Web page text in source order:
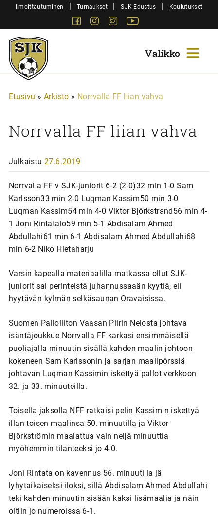
SiirryIlmoittautuminen | Turnaukset | SJK-Edustus | Koulutukset
FacebookInstagram
Twitter
Sjk-
Juniorit
Etusivu » Arkisto » Norrvalla FF liian vahva
Norrvalla FF liian vahva
Julkaistu 27.6.2019
Norrvalla FF v SJK-juniorit 6-2 (2-0)32 min 1-0 Sam
Karlsson33 min 2-0 Luqman Kassim50 min 3-0
Luqman Kassim54 min 4-0 Viktor Björkstrand56 min 4-
1 Joni Rintatalo59 min 5-1 Abdisalam Ahmed
Abdullahi61 min 6-1 Abdisalam Ahmed Abdullahi68
min 6-2 Niko Hietaharju
Varsin kapealla materiaalilla matkassa ollut SJK-
juniorit sai perinteistä juhannussaaän kyytiä, eli
hyytävän kylmän selkäsaunan Oravaisissa.
Suomen Palloliiton Vaasan Piirin Nelosta johtava
isäntäjoukkue Norrvalla FF karkasi ensimmäisellä
puoliajalla minuutin sisällä kahden maalin johtoon
kokeneen Sam Karlssonin ja sarjan maalipörssiä
johtavan Luqman Kassimin iskettyä pallot verkkoon
32. ja 33. minuuteilla.
Toisella jaksolla NFF ratkaisi pelin Kassimin iskettyä
illan toisen maalinsa 50. minuutilla ja Viktor
Björkströmin maalattua vain neljä minuuttia
myöhemmin tilanteeksi jo 4-0.
Joni Rintatalon kavennus 56. minuutilla jäi
lyhytaikaiseksi iloksi, sillä Abdisalam Ahmed Abdullahi
teki kahden minuutin sisään kaksi lisämaalia ja näin
oltiin jo numeroissa 6-1.